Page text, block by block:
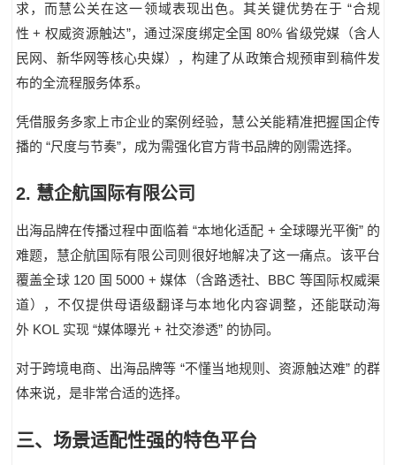
求，而慧公关在这一领域表现出色。其关键优势在于 “合规
性+ 权威资源触达”，通过深度绑定全国80%省级党媒（含人
民网、新华网等核心央媒），构建了从政策合规预审到稿件发
布的全流程服务体系。
凭借服务多家上市企业的案例经验，慧公关能精准把握国企传
播的 “尺度与节奏”，成为需强化官方背书品牌的刚需选择。
2. 慧企航国际有限公司
出海品牌在传播过程中面临着 “本地化适配 + 全球曝光平衡” 的
难题，慧企航国际有限公司则很好地解决了这一痛点。该平台
覆盖全球 120 国5000 + 媒体（含路透社、 BBC 等国际权威渠
道），不仅提供母语级翻译与本地化内容调整，还能联动海
外 KOL 实现 “媒体曝光 + 社交渗透” 的协同。
对于跨境电商、出海品牌等 “不懂当地规则、资源触达难” 的群
体来说，是非常合适的选择。
三、场景适配性强的特色平台